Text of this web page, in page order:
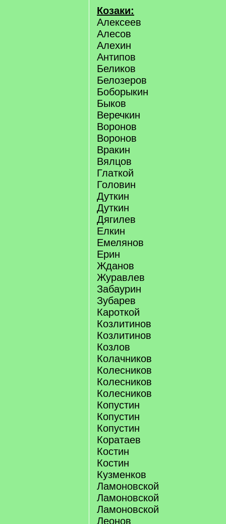
Козаки:
Алексеев
Алесов
Алехин
Антипов
Беликов
Белозеров
Боборыкин
Быков
Веречкин
Воронов
Воронов
Вракин
Вялцов
Глаткой
Головин
Дуткин
Дуткин
Дягилев
Елкин
Емелянов
Ерин
Жданов
Журавлев
Забаурин
Зубарев
Кароткой
Козлитинов
Козлитинов
Козлов
Колачников
Колесников
Колесников
Колесников
Копустин
Копустин
Копустин
Коратаев
Костин
Костин
Кузменков
Ламоновской
Ламоновской
Ламоновской
Леонов